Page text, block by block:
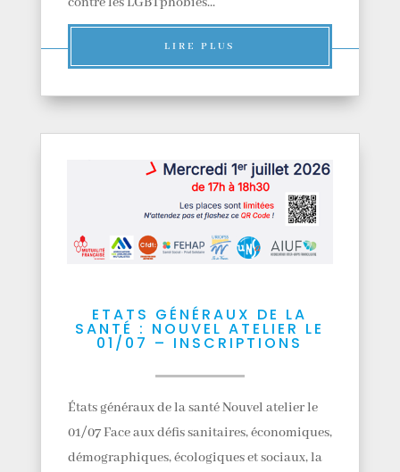
LIRE PLUS
ETATS GÉNÉRAUX DE LA
SANTÉ : NOUVEL ATELIER LE
01/07 – INSCRIPTIONS
États généraux de la santé Nouvel atelier le
01/07 Face aux défis sanitaires, économiques,
démographiques, écologiques et sociaux, la